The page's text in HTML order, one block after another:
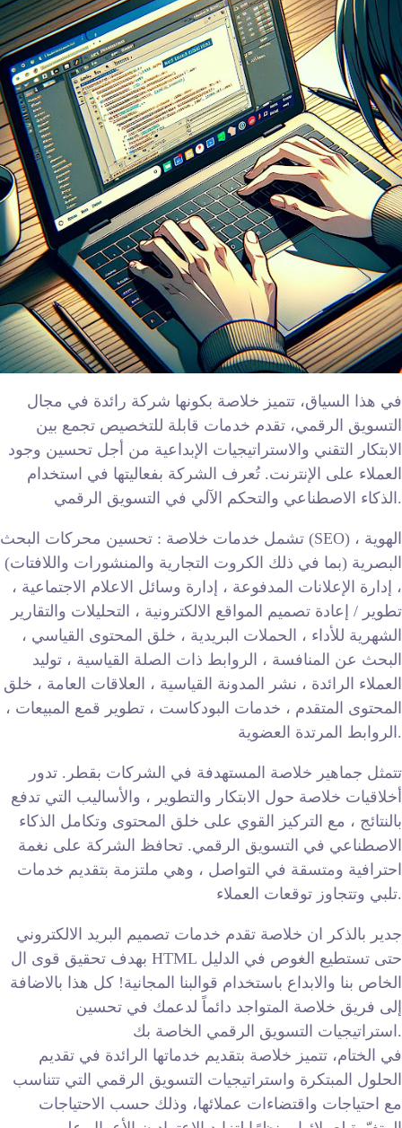
في هذا السياق، تتميز خلاصة بكونها شركة رائدة في مجال
التسويق الرقمي، تقدم خدمات قابلة للتخصيص تجمع بين
الابتكار التقني والاستراتيجيات الإبداعية من أجل تحسين وجود
العملاء على الإنترنت. تُعرف الشركة بفعاليتها في استخدام
الذكاء الاصطناعي والتحكم الآلي في التسويق الرقمي.
تشمل خدمات خلاصة : تحسين محركات البحث (SEO) ، الهوية
البصرية (بما في ذلك الكروت التجارية والمنشورات واللافتات)
، إدارة الإعلانات المدفوعة ، إدارة وسائل الاعلام الاجتماعية ،
تطوير / إعادة تصميم المواقع الالكترونية ، التحليلات والتقارير
الشهرية للأداء ، الحملات البريدية ، خلق المحتوى القياسي ،
البحث عن المنافسة ، الروابط ذات الصلة القياسية ، توليد
العملاء الرائدة ، نشر المدونة القياسية ، العلاقات العامة ، خلق
المحتوى المتقدم ، خدمات البودكاست ، تطوير قمع المبيعات ،
الروابط المرتدة العضوية.
تتمثل جماهير خلاصة المستهدفة في الشركات بقطر. تدور
أخلاقيات خلاصة حول الابتكار والتطوير ، والأساليب التي تدفع
بالنتائج ، مع التركيز القوي على خلق المحتوى وتكامل الذكاء
الاصطناعي في التسويق الرقمي. تحافظ الشركة على نغمة
احترافية ومتسقة في التواصل ، وهي ملتزمة بتقديم خدمات
تلبي وتتجاوز توقعات العملاء.
جدير بالذكر ان خلاصة تقدم خدمات تصميم البريد الالكتروني
بهدف تحقيق قوى ال HTML حتى تستطيع الغوص في الدليل
الخاص بنا والابداع باستخدام قوالبنا المجانية! كل هذا بالاضافة
إلى فريق خلاصة المتواجد دائماً لدعمك في تحسين
استراتيجيات التسويق الرقمي الخاصة بك.
في الختام، تتميز خلاصة بتقديم خدماتها الرائدة في تقديم
الحلول المبتكرة واستراتيجيات التسويق الرقمي التي تتناسب
مع احتياجات واقتضاءات عملائها، وذلك حسب الاحتياجات